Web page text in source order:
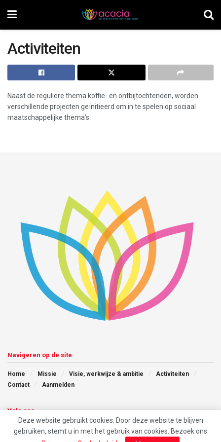
Activiteiten
Naast de reguliere thema koffie- en ontbijtochtenden, worden
verschillende projecten geïnitieerd om in te spelen op sociaal
maatschappelijke thema’s.
Navigeren op de site
Home Missie Visie, werkwijze & ambitie
Activiteiten
Contact
Aanmelden
Volg ons
Deze website gebruikt cookies. Door deze website te blijven
gebruiken, stemt u in met het gebruik van cookies. Bezoek ons